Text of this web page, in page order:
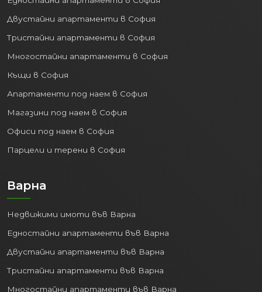
Двустайни апартаменти в София
Тристайни апартаменти в София
Многостайни апартаменти в София
Къщи в София
Апартаменти под наем в София
Магазини под наем в София
Офиси под наем в София
Парцели и терени в София
Варна
Недвижими имоти във Варна
Едностайни апартаменти във Варна
Двустайни апартаменти във Варна
Тристайни апартаменти във Варна
Многостайни апартаменти във Варна